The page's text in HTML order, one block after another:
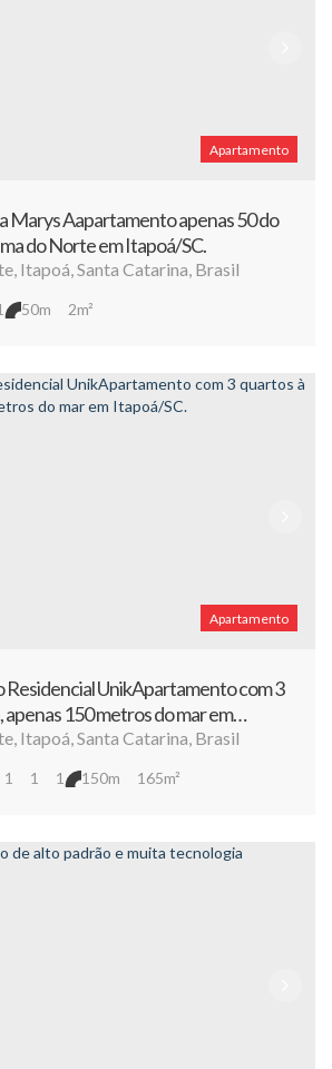
Apartamento
Marys Aapartamento apenas 50 do
do Norte em Itapoá/SC.
, Itapoá,Santa Catarina, Brasil
50m 2m²
Apartamento
com 3
apenas 150 metros do mar em
, Itapoá,Santa Catarina, Brasil
1 1 1 150m 165m²